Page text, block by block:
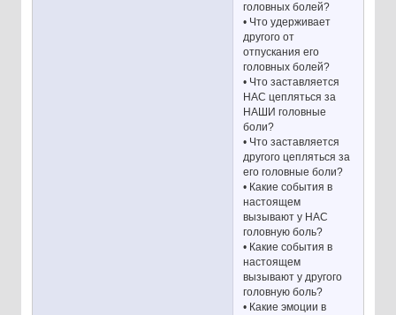
головных болей?
• Что удерживает
другого от
отпускания его
головных болей?
• Что заставляется
НАС цепляться за
НАШИ головные
боли?
• Что заставляется
другого цепляться за
его головные боли?
• Какие события в
настоящем
вызывают у НАС
головную боль?
• Какие события в
настоящем
вызывают у другого
головную боль?
• Какие эмоции в